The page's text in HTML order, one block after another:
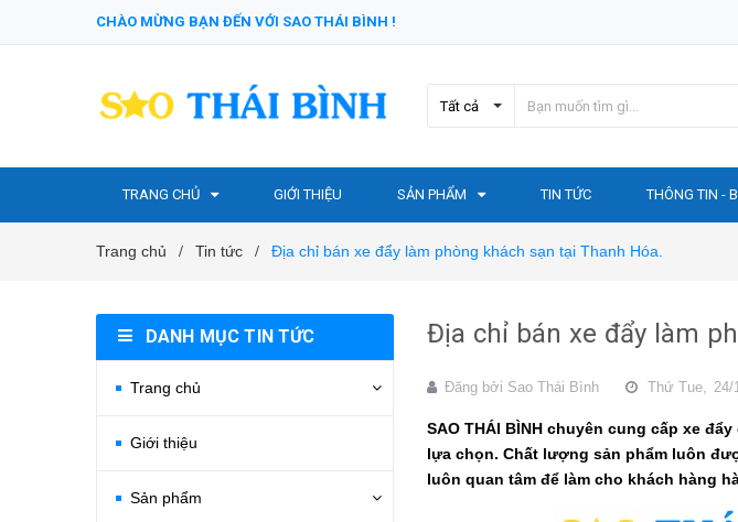
CHÀO MỪNG BẠN ĐẾN VỚI SAO THÁI BÌNH !
Tất cả
TRANG CHỦ GIỚI THIỆU SẢN PHẨM TIN TỨC THÔNG TIN -
Trang chủ / Tin tức / Địa chỉ bán xe đẩy làm phòng khách sạn tại Thanh Hóa.
Địa chỉ bán xe đẩy làm
Đăng bởi Sao Thái Bình Thứ Tue, 24/
SAO THÁI BÌNH chuyên cung cấp xe
lựa chọn. Chất lượng sản phẩm luôn
luôn quan tâm để làm cho khách hàng
DANH MỤC TIN TỨC
Trang chủ
Giới thiệu
Sản phẩm